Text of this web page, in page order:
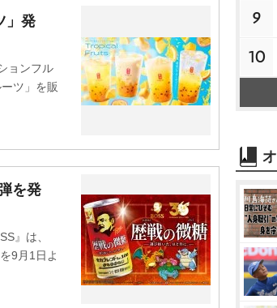
」発
ョンフル
ツ」を販
を発
』は、
9月1日よ
9
10